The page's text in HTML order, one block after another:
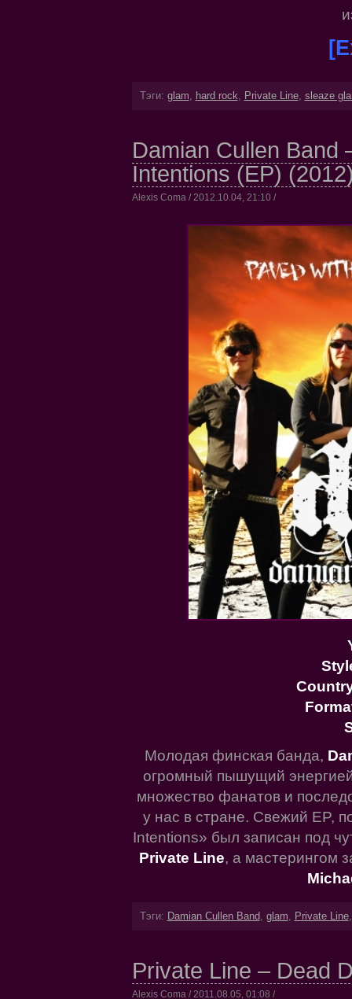
Тэги: glam, hard rock, Private Line, sleaze
Damian Cullen Band
Intentions (EP)
Alexis Coma / 2012.10.04, 21:10 /
Молодая финская банда,
огромный пышущий
множество фанатов и
у нас в стране. Свежий EP,
Intentions» был записан под
Private Line, а мастерингом
Тэги: Damian Cullen Band, glam, Private Line
Private Line – Dead
Alexis Coma / 2011.08.05, 01:08 /